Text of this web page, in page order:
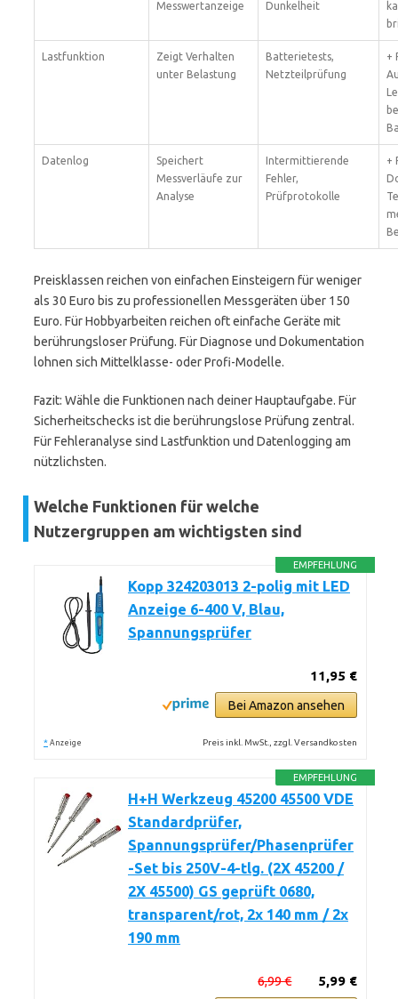
Messwertanzeige Dunkelheit
Lastfunktion
Zeigt Verhalten
unter Belastung
Batterietests,
Netzteilprüfung
+
Datenlog
Speichert
Messverläufe zur
Analyse
Intermittierende
Fehler,
Prüfprotokolle
+
Preisklassen reichen von einfachen Einsteigern für weniger
als 30 Euro bis zu professionellen Messgeräten über 150
Euro. Für Hobbyarbeiten reichen oft einfache Geräte mit
berührungsloser Prüfung. Für Diagnose und Dokumentation
lohnen sich Mittelklasse- oder Profi-Modelle.
Fazit: Wähle die Funktionen nach deiner Hauptaufgabe. Für
Sicherheitschecks ist die berührungslose Prüfung zentral.
Für Fehleranalyse sind Lastfunktion und Datenlogging am
nützlichsten.
Welche Funktionen für welche
Nutzergruppen am wichtigsten sind
EMPFEHLUNG
Kopp 324203013 2-polig mit LED
Anzeige 6-400 V, Blau,
Spannungsprüfer
11,95 €
Bei Amazon ansehen
* Anzeige Preis inkl. MwSt., zzgl. Versandkosten
EMPFEHLUNG
H+H Werkzeug 45200 45500 VDE
Standardprüfer,
Spannungsprüfer/Phasenprüfer
-Set bis 250V-4-tlg. (2X 45200 /
2X 45500) GS geprüft 0680,
transparent/rot, 2x 140 mm / 2x
190 mm
5,99 €
6,99 €